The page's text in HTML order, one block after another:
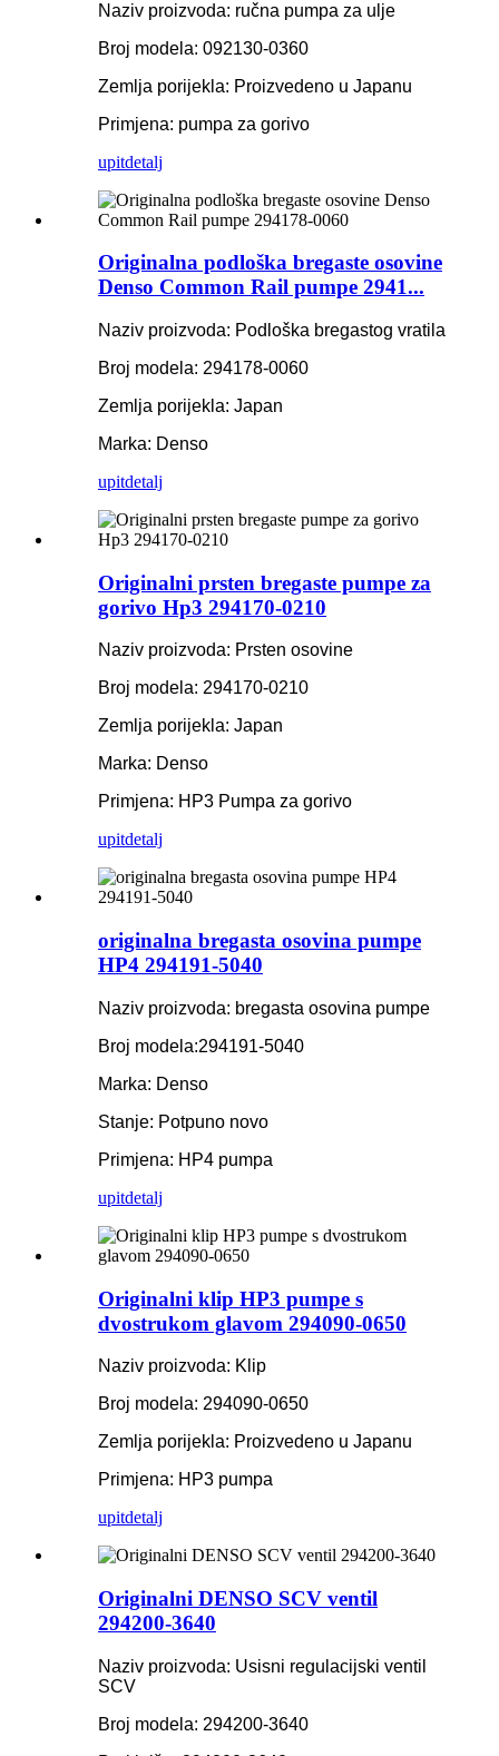
Naziv proizvoda: ručna pumpa za ulje
Broj modela: 092130-0360
Zemlja porijekla: Proizvedeno u Japanu
Primjena: pumpa za gorivo
upitdetalj
Originalna podloška bregaste osovine
Denso Common Rail pumpe 2941...
Naziv proizvoda: Podloška bregastog vratila
Broj modela: 294178-0060
Zemlja porijekla: Japan
Marka: Denso
upitdetalj
Originalni prsten bregaste pumpe za
gorivo Hp3 294170-0210
Naziv proizvoda: Prsten osovine
Broj modela: 294170-0210
Zemlja porijekla: Japan
Marka: Denso
Primjena: HP3 Pumpa za gorivo
upitdetalj
originalna bregasta osovina pumpe
HP4 294191-5040
Naziv proizvoda: bregasta osovina pumpe
Broj modela:294191-5040
Marka: Denso
Stanje: Potpuno novo
Primjena: HP4 pumpa
upitdetalj
Originalni klip HP3 pumpe s
dvostrukom glavom 294090-0650
Naziv proizvoda: Klip
Broj modela: 294090-0650
Zemlja porijekla: Proizvedeno u Japanu
Primjena: HP3 pumpa
upitdetalj
Originalni DENSO SCV ventil
294200-3640
Naziv proizvoda: Usisni regulacijski ventil
SCV
Broj modela: 294200-3640